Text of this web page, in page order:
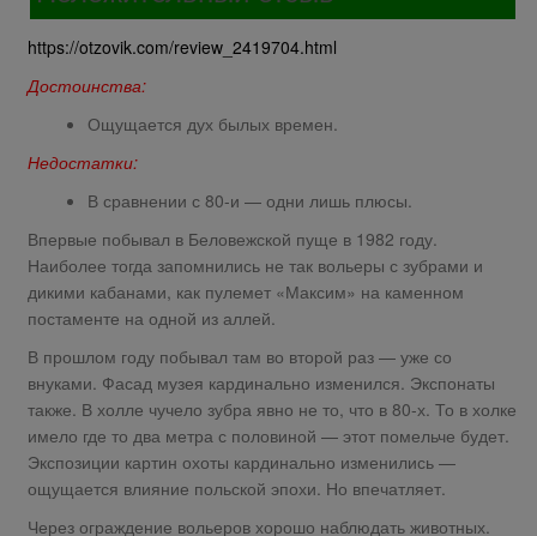
https://otzovik.com/review_2419704.html
Достоинства:
Ощущается дух былых времен.
Недостатки:
В сравнении с 80-и — одни лишь плюсы.
Впервые побывал в Беловежской пуще в 1982 году.
Наиболее тогда запомнились не так вольеры с зубрами и
дикими кабанами, как пулемет «Максим» на каменном
постаменте на одной из аллей.
В прошлом году побывал там во второй раз — уже со
внуками. Фасад музея кардинально изменился. Экспонаты
также. В холле чучело зубра явно не то, что в 80-х. То в холке
имело где то два метра с половиной — этот помельче будет.
Экспозиции картин охоты кардинально изменились —
ощущается влияние польской эпохи. Но впечатляет.
Через ограждение вольеров хорошо наблюдать животных.